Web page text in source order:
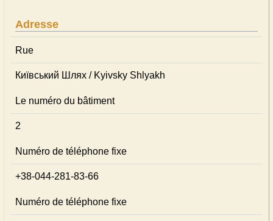
Adresse
Rue
Київський Шлях / Kyivsky Shlyakh
Le numéro du bâtiment
2
Numéro de téléphone fixe
+38-044-281-83-66
Numéro de téléphone fixe